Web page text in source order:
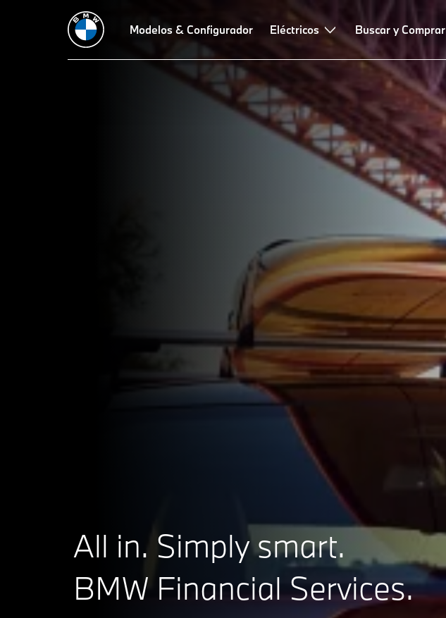
Modelos & Configurador Eléctricos Buscar y Comprar
All in. Simply smart.
BMW Financial Services.
Leasing y Financiamiento Ofertas FAQ